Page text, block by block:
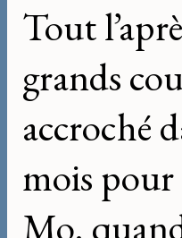
Tout
grands
accroché
mois pour
Mo.